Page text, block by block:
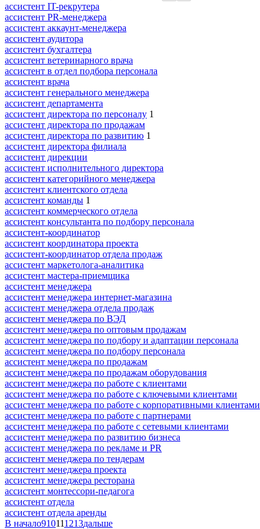
ассистент IT-рекрутера
ассистент PR-менеджера
ассистент аккаунт-менеджера
ассистент аудитора
ассистент бухгалтера
ассистент ветеринарного врача
ассистент в отдел подбора персонала
ассистент врача
ассистент генерального менеджера
ассистент департамента
ассистент директора по персоналу 1
ассистент директора по продажам
ассистент директора по развитию 1
ассистент директора филиала
ассистент дирекции
ассистент исполнительного директора
ассистент категорийного менеджера
ассистент клиентского отдела
ассистент команды 1
ассистент коммерческого отдела
ассистент консультанта по подбору персонала
ассистент-координатор
ассистент координатора проекта
ассистент-координатор отдела продаж
ассистент маркетолога-аналитика
ассистент мастера-приемщика
ассистент менеджера
ассистент менеджера интернет-магазина
ассистент менеджера отдела продаж
ассистент менеджера по ВЭД
ассистент менеджера по оптовым продажам
ассистент менеджера по подбору и адаптации персонала
ассистент менеджера по подбору персонала
ассистент менеджера по продажам
ассистент менеджера по продажам оборудования
ассистент менеджера по работе с клиентами
ассистент менеджера по работе с ключевыми клиентами
ассистент менеджера по работе с корпоративными клиентами
ассистент менеджера по работе с партнерами
ассистент менеджера по работе с сетевыми клиентами
ассистент менеджера по развитию бизнеса
ассистент менеджера по рекламе и PR
ассистент менеджера по тендерам
ассистент менеджера проекта
ассистент менеджера ресторана
ассистент монтессори-педагога
ассистент отдела
ассистент отдела аренды
В начало910111213дальше